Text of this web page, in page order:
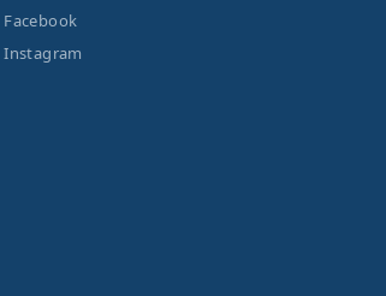
Facebook
Instagram